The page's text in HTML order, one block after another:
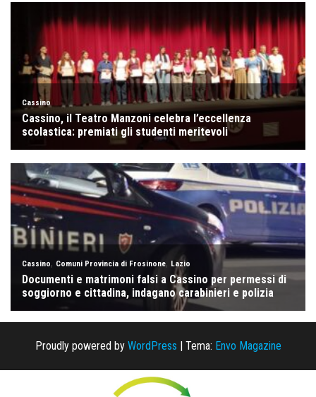
Proudly powered by WordPress | Tema: Envo Magazine